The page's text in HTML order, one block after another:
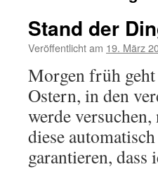
Stand der
Veröffentlicht am 19. März
Morgen früh geht
Ostern, in den
werde
diese
garantieren,